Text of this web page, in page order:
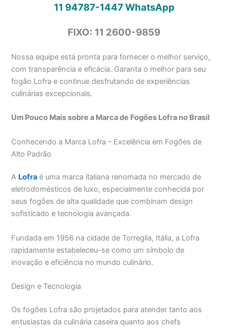
11 94787-1447WhatsApp
FIXO: 11 2600-9859
Nossa equipe está pronta para fornecer o melhor serviço,
com transparência e eficácia. Garanta o melhor para seu
fogão Lofra e continue desfrutando de experiências
culinárias excepcionais.
Um Pouco Mais sobre a Marca de Fogões Lofra no Brasil
Conhecendo a Marca Lofra – Excelência em Fogões de
Alto Padrão
A Lofra é uma marca italiana renomada no mercado de
eletrodomésticos de luxo, especialmente conhecida por
seus fogões de alta qualidade que combinam design
sofisticado e tecnologia avançada.
Fundada em 1956 na cidade de Torreglia, Itália, a Lofra
rapidamente estabeleceu-se como um símbolo de
inovação e eficiência no mundo culinário.
Design e Tecnologia
Os fogões Lofra são projetados para atender tanto aos
entusiastas da culinária caseira quanto aos chefs